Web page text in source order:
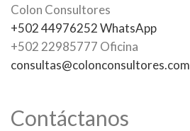
Colon Consultores
+502 44976252 WhatsApp
+502 22985777 Oficina
consultas@colonconsultores.com
Contáctanos